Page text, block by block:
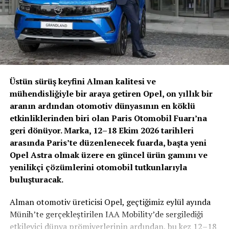
ediyor.
Dijital Sistem ve Standart Raporlama Dönemi
Yönetmelik Taslağı ile birlikte sektörde önemli yapısal
değişiklikler öngörülüyor. Bunların başında:
Ekspertiz raporlarının merkezi birTaşıt Ekspertiz
Bilgi Sistemiüzerinden oluşturulması
Tüm raporların kayıt altına alınarak izlenebilir hale
gelmesi
Standart raporlama dili ve içerik yapısının
oluşturulması
QR kodlu ve doğrulanabilir ekspertiz raporları
geliyor.
Bu düzenlemelerle birlikte ikinci el araç alım-satım
süreçlerinde bilgi kirliliğinin önüne geçilmesi ve tüketici
Üstün sürüş keyfini Alman kalitesi ve
mühendisliğiyle bir araya getiren Opel, on yıllık bir
aranın ardından otomotiv dünyasının en köklü
etkinliklerinden biri olan Paris Otomobil Fuarı’na
geri dönüyor. Marka, 12–18 Ekim 2026 tarihleri
arasında Paris’te düzenlenecek fuarda, başta yeni
Opel Astra olmak üzere en güncel ürün gamını ve
yenilikçi çözümlerini otomobil tutkunlarıyla
buluşturacak.
Alman otomotiv üreticisi Opel, geçtiğimiz eylül ayında
Münih’te gerçekleştirilen IAA Mobility’de sergilediği
etkileyici dünya prömiyerlerinin ardından, bu kez 12–18